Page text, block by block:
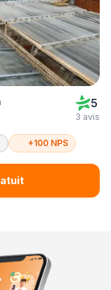
5
3 avis
+100 NPS